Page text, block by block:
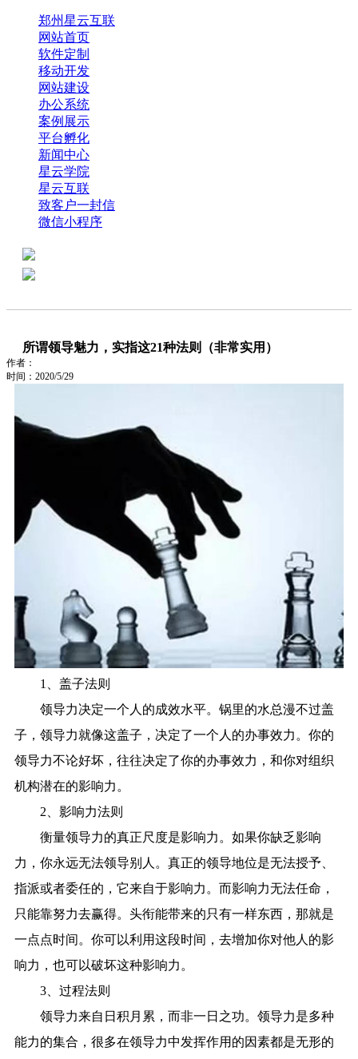
郑州星云互联
网站首页
软件定制
移动开发
网站建设
办公系统
案例展示
平台孵化
新闻中心
星云学院
星云互联
致客户一封信
微信小程序
所谓领导魅力，实指这21种法则（非常实用）
作者：
时间：2020/5/29
1、盖子法则
领导力决定一个人的成效水平。锅里的水总漫不过盖
子，领导力就像这盖子，决定了一个人的办事效力。你的
领导力不论好坏，往往决定了你的办事效力，和你对组织
机构潜在的影响力。
2、影响力法则
衡量领导力的真正尺度是影响力。如果你缺乏影响
力，你永远无法领导别人。真正的领导地位是无法授予、
指派或者委任的，它来自于影响力。而影响力无法任命，
只能靠努力去赢得。头衔能带来的只有一样东西，那就是
一点点时间。你可以利用这段时间，去增加你对他人的影
响力，也可以破坏这种影响力。
3、过程法则
领导力来自日积月累，而非一日之功。领导力是多种
能力的集合，很多在领导力中发挥作用的因素都是无形的